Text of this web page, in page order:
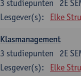
2E
3 studiepunten
Lesgever(s):
Elke
Klasmanagement
2E
3 studiepunten
Lesgever(s):
Elke